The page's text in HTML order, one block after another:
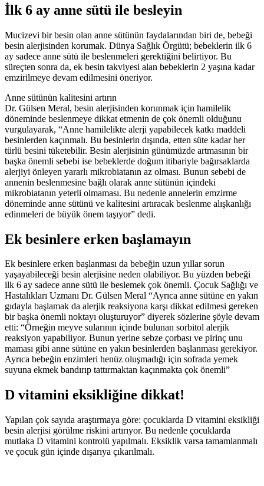
İlk 6 ay anne sütü ile besleyin
Mucizevi bir besin olan anne sütünün faydalarından biri de, bebeği
besin alerjisinden korumak. Dünya Sağlık Örgütü; bebeklerin ilk 6
ay sadece anne sütü ile beslenmeleri gerektiğini belirtiyor. Bu
süreçten sonra da, ek besin takviyesi alan bebeklerin 2 yaşına kadar
emzirilmeye devam edilmesini öneriyor.
Anne sütünün kalitesini artırın
Dr. Gülsen Meral, besin alerjisinden korunmak için hamilelik
döneminde beslenmeye dikkat etmenin de çok önemli olduğunu
vurgulayarak, “Anne hamilelikte alerji yapabilecek katkı maddeli
besinlerden kaçınmalı. Bu besinlerin dışında, etten süte kadar her
türlü besini tüketebilir. Besin alerjisinin günümüzde artmasının bir
başka önemli sebebi ise bebeklerde doğum itibariyle bağırsaklarda
alerjiyi önleyen yararlı mikrobiatanın az olması. Bunun sebebi de
annenin beslenmesine bağlı olarak anne sütünün içindeki
mikrobiatanın yeterli olmaması. Bu nedenle annelerin emzirme
döneminde anne sütünü ve kalitesini artıracak beslenme alışkanlığı
edinmeleri de büyük önem taşıyor” dedi.
Ek besinlere erken başlamayın
Ek besinlere erken başlanması da bebeğin uzun yıllar sorun
yaşayabileceği besin alerjisine neden olabiliyor. Bu yüzden bebeği
ilk 6 ay sadece anne sütü ile beslemek çok önemli. Çocuk Sağlığı ve
Hastalıkları Uzmanı Dr. Gülsen Meral “Ayrıca anne sütüne en yakın
gıdayla başlamak da alerjik reaksiyona karşı dikkat edilmesi gereken
bir başka önemli noktayı oluşturuyor” diyerek sözlerine şöyle devam
etti: “Örneğin meyve sularının içinde bulunan sorbitol alerjik
reaksiyon yapabiliyor. Bunun yerine sebze çorbası ve pirinç unu
maması gibi anne sütüne en yakın besinlerden başlanması gerekiyor.
Ayrıca bebeğin enzimleri henüz oluşmadığı için sofrada yemek
suyuna ekmek bandırıp tattırmaktan kaçınmakta çok önemli”
D vitamini eksikliğine dikkat!
Yapılan çok sayıda araştırmaya göre: çocuklarda D vitamini eksikliği
besin alerjisi görülme riskini artırıyor. Bu nedenle çocuklarda
mutlaka D vitamini kontrolü yapılmalı. Eksiklik varsa tamamlanmalı
ve çocuk gün içinde dışarıya çıkarılmalı.